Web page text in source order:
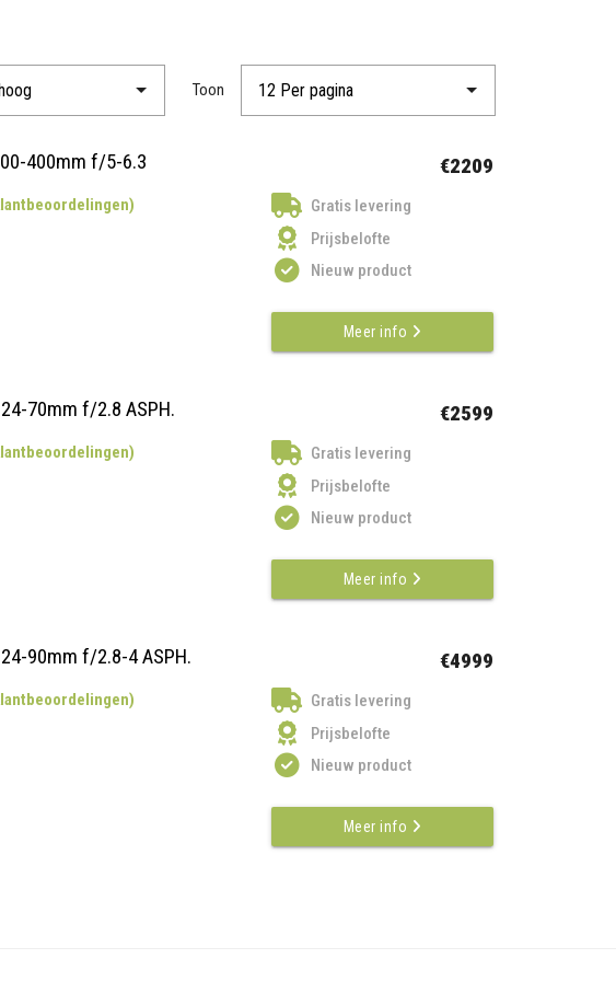
Toon
400mm f/5-6.3 €2209
Gratis levering
Prijsbelofte
Nieuw product
Meer info
70mm f/2.8 ASPH. €2599
Gratis levering
Prijsbelofte
Nieuw product
Meer info
90mm f/2.8-4 ASPH. €4999
Gratis levering
Prijsbelofte
Nieuw product
Meer info